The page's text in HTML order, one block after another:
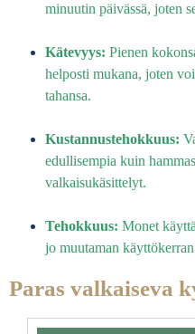
minuutin päivässä, joten
Kätevyys: Pienen
helposti mukana, joten
tahansa.
Kustannustehokkuus:
edullisempia kuin
valkaisukäsittelyt.
Tehokkuus: Monet
jo muutaman
Paras valkaiseva